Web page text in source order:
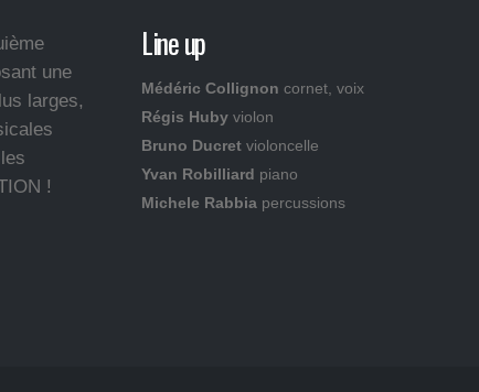
une
larges,
!
Line up
Médéric Collignon cornet, voix
Régis Huby violon
Bruno Ducret violoncelle
Yvan Robilliard piano
Michele Rabbia percussions